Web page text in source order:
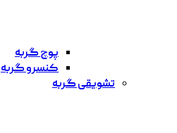
پوچ گربه
کنسرو گربه
تشویقی گربه